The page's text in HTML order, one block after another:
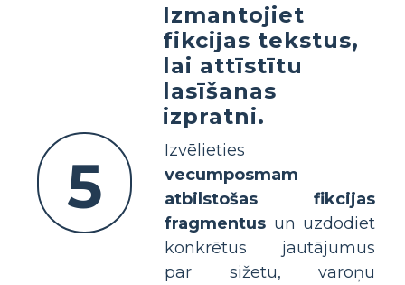
5
Izmantojiet
fikcijas tekstus,
lai attīstītu
lasīšanas
izpratni.
Izvēlieties
vecumposmam
atbilstošas fikcijas
fragmentus un uzdodiet
konkrētus jautājumus
par sižetu, varoņu